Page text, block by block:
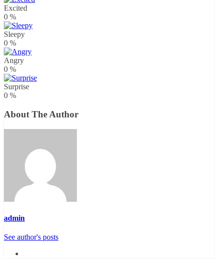
Excited
0 %
Sleepy
0 %
Angry
0 %
Surprise
0 %
About The Author
admin
See author's posts